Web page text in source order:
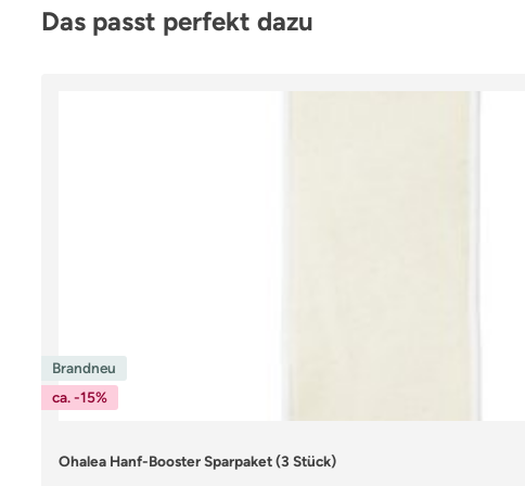
Produktgalerie überspringen
Das passt perfekt dazu
Brandneu
ca. -15%
Ohalea Hanf-Booster Sparpaket (3 Stück)